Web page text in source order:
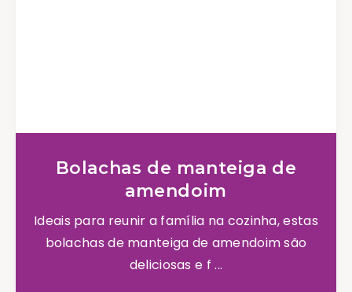
Bolachas de manteiga de
amendoim
Ideais para reunir a família na cozinha, estas
bolachas de manteiga de amendoim são
deliciosas e f ...